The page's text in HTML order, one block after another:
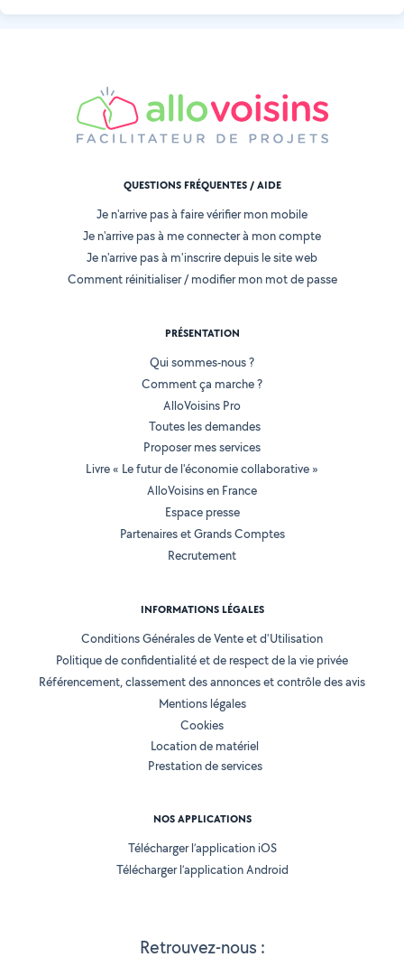
Retrouvez-nous :
QUESTIONS FRÉQUENTES / AIDE
Je n'arrive pas à faire vérifier mon mobile
Je n'arrive pas à me connecter à mon compte
Je n'arrive pas à m'inscrire depuis le site web
Comment réinitialiser / modifier mon mot de passe
PRÉSENTATION
Qui sommes-nous ?
Comment ça marche ?
AlloVoisins Pro
Toutes les demandes
Proposer mes services
Livre « Le futur de l'économie collaborative »
AlloVoisins en France
Espace presse
Partenaires et Grands Comptes
Recrutement
INFORMATIONS LÉGALES
Conditions Générales de Vente et d'Utilisation
Politique de confidentialité et de respect de la vie privée
Référencement, classement des annonces et contrôle des avis
Mentions légales
Cookies
Location de matériel
Prestation de services
NOS APPLICATIONS
Télécharger l’application iOS
Télécharger l’application Android